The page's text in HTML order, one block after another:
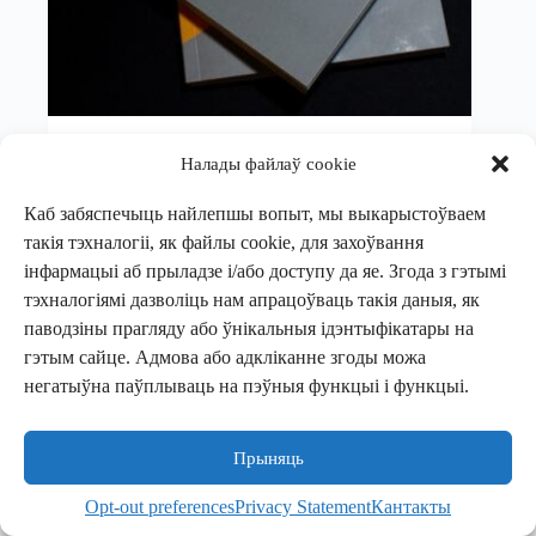
Налады файлаў cookie
Каб забяспечыць найлепшы вопыт, мы выкарыстоўваем
такія тэхналогіі, як файлы cookie, для захоўвання
інфармацыі аб прыладзе і/або доступу да яе. Згода з гэтымі
тэхналогіямі дазволіць нам апрацоўваць такія даныя, як
паводзіны прагляду або ўнікальныя ідэнтыфікатары на
гэтым сайце. Адмова або адкліканне згоды можа
негатыўна паўплываць на пэўныя функцыі і функцыі.
Прыняць
Opt-out preferencesPrivacy StatementКантакты
Узі Вайль
Кнігі,Фікшн
6,00€ У кошык